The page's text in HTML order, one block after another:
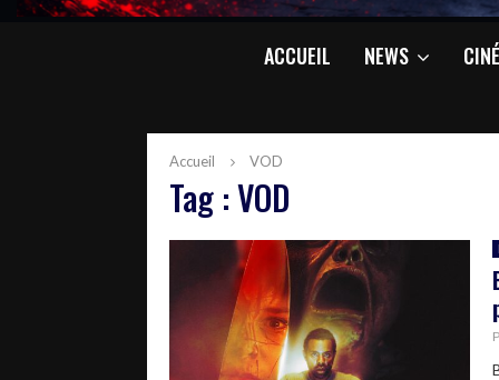
ACCUEIL NEWS
Accueil VOD
Tag : VOD